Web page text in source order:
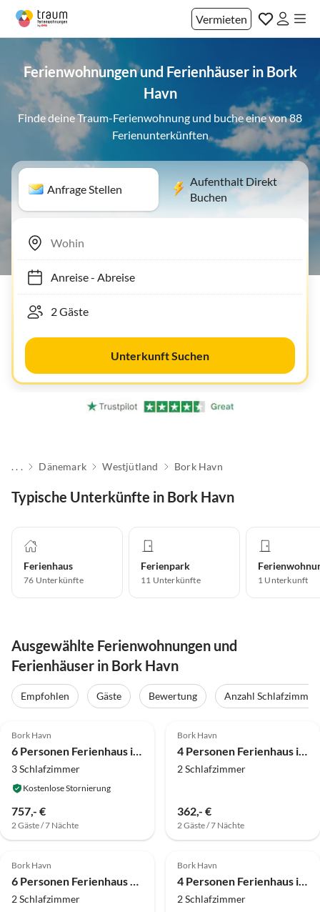
Vermieten
Ferienwohnungen und Ferienhäuser in Bork
Havn
Finde deine Traum-Ferienwohnung und buche eine von 88
Ferienunterkünften
Anfrage Stellen
Aufenthalt Direkt
Buchen
Anreise- Abreise
Unterkunft Suchen
. . . Dänemark Westjütland Bork Havn
Typische Unterkünfte in Bork Havn
Ferienhaus
76 Unterkünfte
Ferienpark
11 Unterkünfte 1 Unterkunft
Ausgewählte Ferienwohnungen und
Ferienhäuser in Bork Havn
Empfohlen Gäste Bewertung
Anzahl Schlafzimmer
Bork Havn
6 Personen Ferienhaus in Hemmet-By Traum
3 Schlafzimmer
Kostenlose Stornierung
757,- €
2 Gäste / 7 Nächte
Bork Havn
4 Personen Ferienhaus in Hemmet
2 Schlafzimmer
362,- €
2 Gäste / 7 Nächte
3.3 (4)
Bork Havn
6 Personen Ferienhaus auf einem Ferienpark Hemmet
2 Schlafzimmer
4.0 (3)
Bork Havn
4 Personen Ferienhaus in Hemmet-By Traum
2 Schlafzimmer